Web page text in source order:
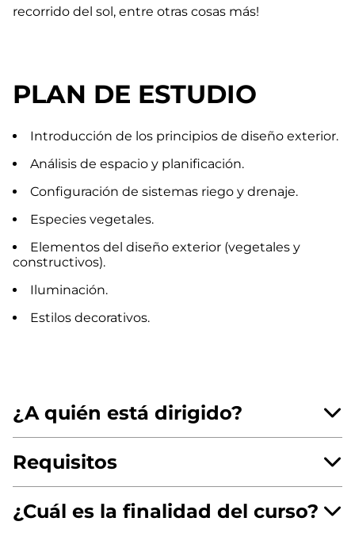
recorrido del sol, entre otras cosas más!
PLAN DE ESTUDIO
Introducción de los principios de diseño exterior.
Análisis de espacio y planificación.
Configuración de sistemas riego y drenaje.
Especies vegetales.
Elementos del diseño exterior (vegetales y
constructivos).
Iluminación.
Estilos decorativos.
¿A quién está dirigido?
Requisitos
¿Cuál es la finalidad del curso?